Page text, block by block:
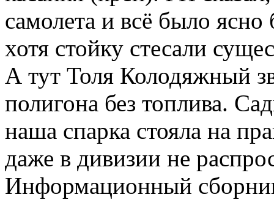
самолета и всё было
хотя стойку стесали
А тут Толя Колодяжный
полигона без топлива.
наша спарка стояла на
даже в дивизии не
Информационный